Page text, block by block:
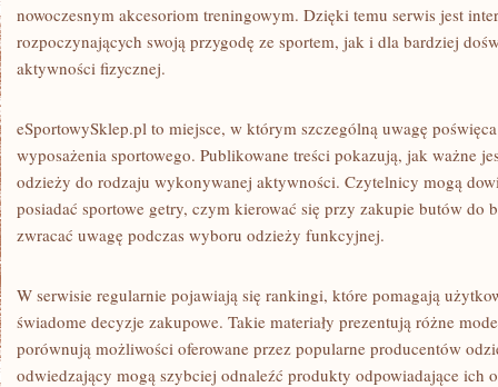
nowoczesnym akcesoriom treningowym. Dzięki temu serwis jest
rozpoczynających swoją przygodę ze sportem, jak i dla bardziej
aktywności fizycznej.
eSportowySklep.pl to miejsce, w którym szczególną uwagę
wyposażenia sportowego. Publikowane treści pokazują, jak ważne
odzieży do rodzaju wykonywanej aktywności. Czytelnicy mogą
posiadać sportowe getry, czym kierować się przy zakupie butów do
zwracać uwagę podczas wyboru odzieży funkcyjnej.
W serwisie regularnie pojawiają się rankingi, które pomagają
świadome decyzje zakupowe. Takie materiały prezentują różne
porównują możliwości oferowane przez popularne producentów
odwiedzający mogą szybciej odnaleźć produkty odpowiadające ich